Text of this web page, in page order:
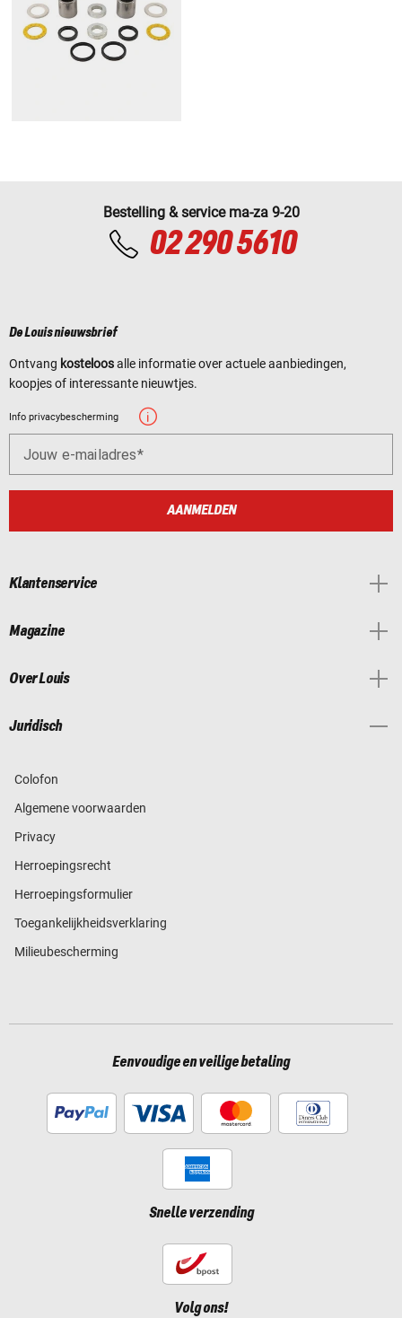
Bestelling & service ma-za 9-20
02 290 5610
De Louis nieuwsbrief
Ontvang kosteloosalle informatie over actuele aanbiedingen,
koopjes of interessante nieuwtjes.
Info privacybescherming
Jouw e-mailadres
AANMELDEN
Klantenservice
Magazine
Over Louis
Juridisch
Colofon
Algemene voorwaarden
Privacy
Herroepingsrecht
Herroepingsformulier
Toegankelijkheidsverklaring
Milieubescherming
Eenvoudige en veilige betaling
Snelle verzending
Volg ons!